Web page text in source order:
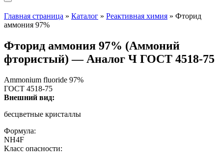
Главная страница » Каталог » Реактивная химия » Фторид
аммония 97%
Фторид аммония 97% (Аммоний
фтористый) — Аналог Ч ГОСТ 4518-75
Ammonium fluoride 97%
ГОСТ 4518-75
Внешний вид:
бесцветные кристаллы
Формула:
NH4F
Класс опасности: